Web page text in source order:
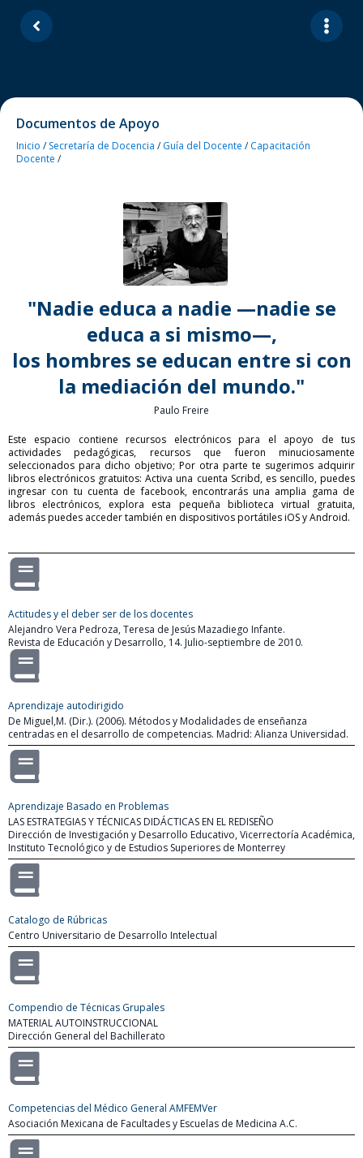
Documentos de Apoyo
Inicio /Secretaría de Docencia /Guía del Docente /Capacitación
Docente /
"Nadie educa a nadie —nadie se
educa a si mismo—,
los hombres se educan entre si con
la mediación del mundo."
Paulo Freire
Este espacio contiene recursos electrónicos para el apoyo de tus
actividades pedagógicas, recursos que fueron minuciosamente
seleccionados para dicho objetivo; Por otra parte te sugerimos adquirir
libros electrónicos gratuitos: Activa una cuenta Scribd, es sencillo, puedes
ingresar con tu cuenta de facebook, encontrarás una amplia gama de
libros electrónicos, explora esta pequeña biblioteca virtual gratuita,
además puedes acceder también en dispositivos portátiles iOS y Android.
Actitudes y el deber ser de los docentes
Alejandro Vera Pedroza, Teresa de Jesús Mazadiego Infante.
Revista de Educación y Desarrollo, 14. Julio-septiembre de 2010.
Aprendizaje autodirigido
De Miguel,M. (Dir.). (2006). Métodos y Modalidades de enseñanza
centradas en el desarrollo de competencias. Madrid: Alianza Universidad.
Aprendizaje Basado en Problemas
LAS ESTRATEGIAS Y TÉCNICAS DIDÁCTICAS EN EL REDISEÑO
Dirección de Investigación y Desarrollo Educativo, Vicerrectoría Académica,
Instituto Tecnológico y de Estudios Superiores de Monterrey
Catalogo de Rúbricas
Centro Universitario de Desarrollo Intelectual
Compendio de Técnicas Grupales
MATERIAL AUTOINSTRUCCIONAL
Dirección General del Bachillerato
Competencias del Médico General AMFEMVer
Asociación Mexicana de Facultades y Escuelas de Medicina A.C.